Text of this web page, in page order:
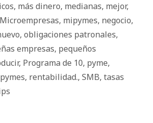
, más dinero, medianas, mejor,
Microempresas, mipymes, negocio,
, obligaciones patronales,
empresas, pequeños
, Programa de 10, pyme,
pymes, rentabilidad., SMB, tasas